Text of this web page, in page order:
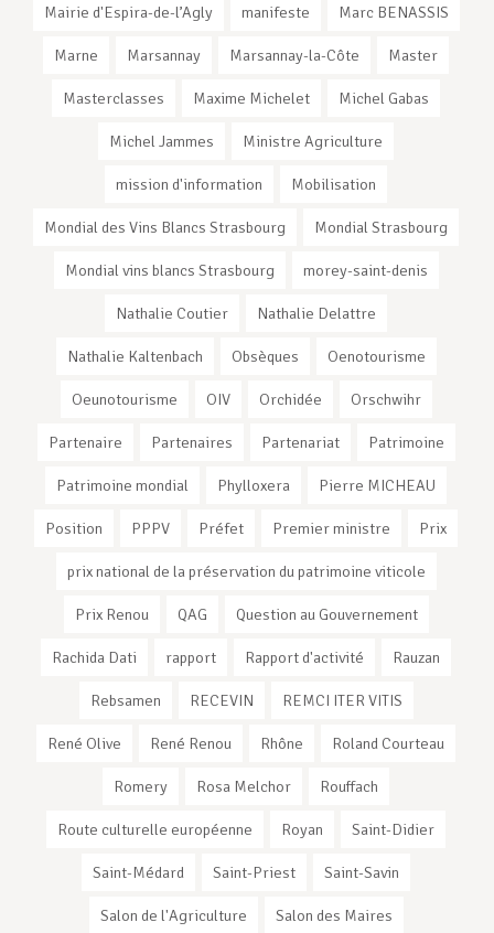
Mairie d'Espira-de-l’Agly manifeste Marc BENASSIS
Marne Marsannay Marsannay-la-Côte Master
Masterclasses Maxime Michelet Michel Gabas
Michel Jammes Ministre Agriculture
mission d'information Mobilisation
Mondial des Vins Blancs Strasbourg Mondial Strasbourg
Mondial vins blancs Strasbourg morey-saint-denis
Nathalie Coutier Nathalie Delattre
Nathalie Kaltenbach Obsèques Oenotourisme
Oeunotourisme OIV Orchidée Orschwihr
Partenaire Partenaires Partenariat Patrimoine
Patrimoine mondial Phylloxera Pierre MICHEAU
Position PPPV Préfet Premier ministre Prix
prix national de la préservation du patrimoine viticole
Prix Renou QAG Question au Gouvernement
Rachida Dati rapport Rapport d'activité Rauzan
Rebsamen RECEVIN REMCI ITER VITIS
René Olive René Renou Rhône Roland Courteau
Romery Rosa Melchor Rouffach
Route culturelle européenne Royan Saint-Didier
Saint-Médard Saint-Priest Saint-Savin
Salon de l'Agriculture Salon des Maires